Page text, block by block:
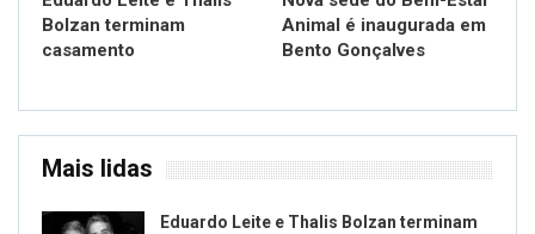
Bolzan terminam
casamento
Animal é inaugurada em
Bento Gonçalves
Mais lidas
Eduardo Leite e Thalis Bolzan terminam